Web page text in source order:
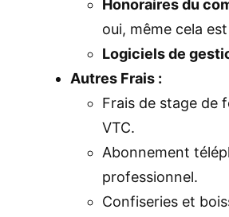
Honoraires du
oui, même cela
Logiciels de
Autres Frais :
Frais de stage de
VTC.
Abonnement
professionnel.
Confiseries et